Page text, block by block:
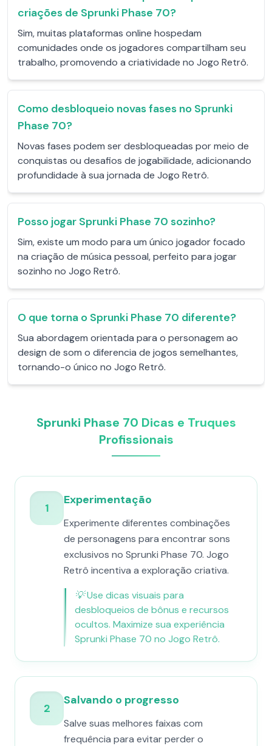
criações de Sprunki Phase 70?
Sim, muitas plataformas online hospedam
comunidades onde os jogadores compartilham seu
trabalho, promovendo a criatividade no Jogo Retrô.
Como desbloqueio novas fases no Sprunki
Phase 70?
Novas fases podem ser desbloqueadas por meio de
conquistas ou desafios de jogabilidade, adicionando
profundidade à sua jornada de Jogo Retrô.
Posso jogar Sprunki Phase 70 sozinho?
Sim, existe um modo para um único jogador focado
na criação de música pessoal, perfeito para jogar
sozinho no Jogo Retrô.
O que torna o Sprunki Phase 70 diferente?
Sua abordagem orientada para o personagem ao
design de som o diferencia de jogos semelhantes,
tornando-o único no Jogo Retrô.
Sprunki Phase 70 Dicas e Truques
Profissionais
1
Experimentação
Experimente diferentes combinações
de personagens para encontrar sons
exclusivos no Sprunki Phase 70. Jogo
Retrô incentiva a exploração criativa.
💡Use dicas visuais para
desbloqueios de bônus e recursos
ocultos. Maximize sua experiência
Sprunki Phase 70 no Jogo Retrô.
2
Salvando o progresso
Salve suas melhores faixas com
frequência para evitar perder o